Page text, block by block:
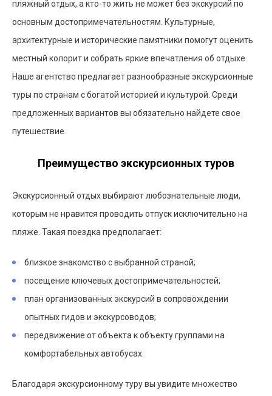
пляжный отдых, а кто-то жить не может без экскурсий по
основным достопримечательностям. Культурные,
архитектурные и исторические памятники помогут оценить
местный колорит и собрать яркие впечатления об отдыхе.
Наше агентство предлагает разнообразные экскурсионные
туры по странам с богатой историей и культурой. Среди
предложенных вариантов вы обязательно найдете свое
путешествие.
Преимущество экскурсионных туров
Экскурсионный отдых выбирают любознательные люди,
которым не нравится проводить отпуск исключительно на
пляже. Такая поездка предполагает:
близкое знакомство с выбранной страной;
посещение ключевых достопримечательностей;
план организованных экскурсий в сопровождении
опытных гидов и экскурсоводов;
передвижение от объекта к объекту группами на
комфортабельных автобусах.
Благодаря экскурсионному туру вы увидите множество